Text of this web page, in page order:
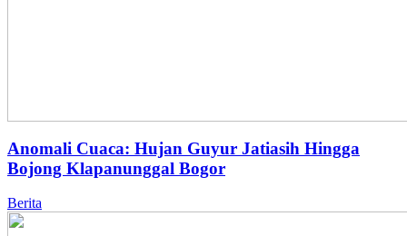
Anomali Cuaca: Hujan Guyur Jatiasih Hingga
Bojong Klapanunggal Bogor
Berita